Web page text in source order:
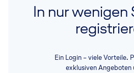
In nur
Ein Login – viele Vorteile.
exklusiven Angeboten